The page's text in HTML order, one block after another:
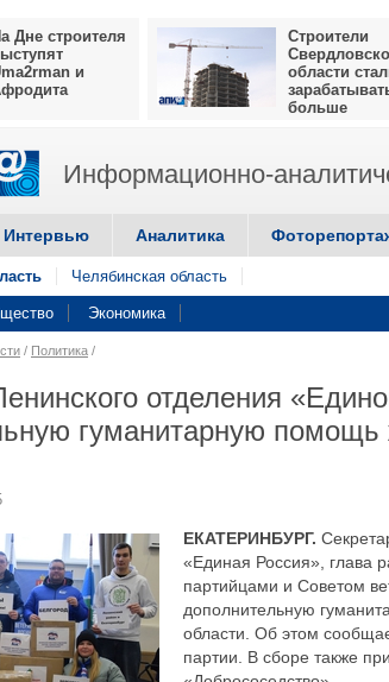
Дне строителя
и
Строители
области
больше
Информационно-
Интервью Аналитика
Челябинская область
Экономика
/ Политика /
отделения
гуманитарную помощь
ЕКАТЕРИНБУРГ.
«Единая Россия», глава
партийцами и Советом
дополнительную
области. Об этом
партии. В сборе также